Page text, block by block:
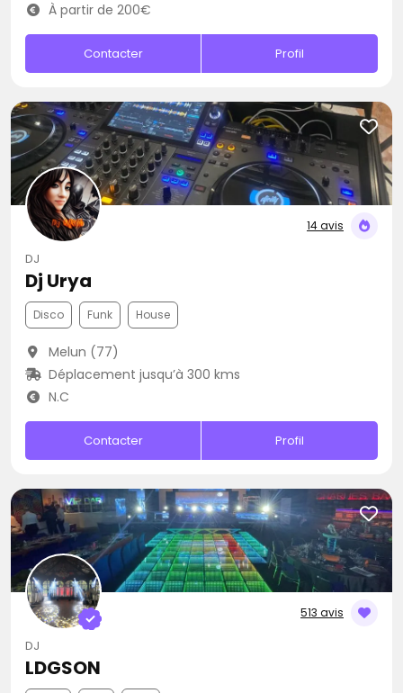
À partir de 200€
Contacter Profil
14 avis
DJ
Dj Urya
Disco Funk House
Melun (77)
Déplacement jusqu’à 300 kms
N.C
Contacter Profil
513 avis
DJ
LDGSON